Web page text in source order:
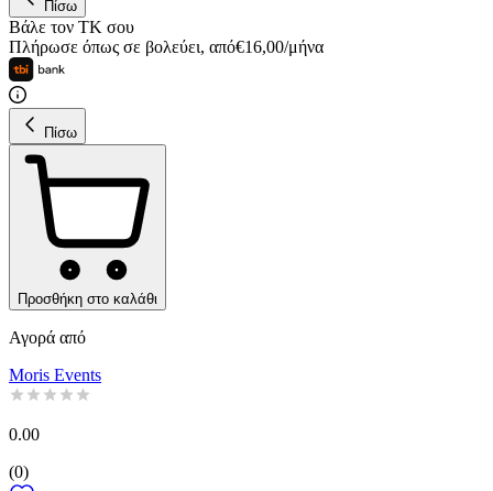
Πίσω
Βάλε τον ΤΚ σου
Πλήρωσε όπως σε βολεύει, από€16,00/μήνα
Πίσω
Προσθήκη στο καλάθι
Αγορά από
Moris Events
0.00
(0)